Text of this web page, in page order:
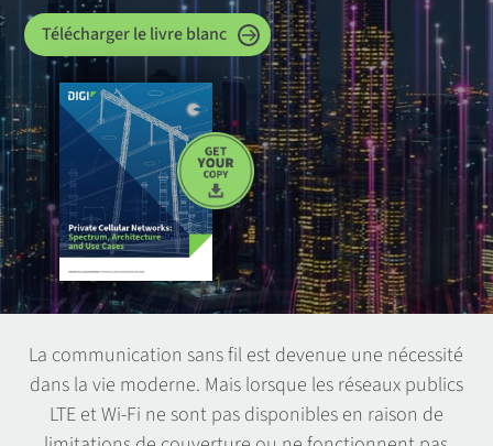
Télécharger le livre blanc
La communication sans fil est devenue une nécessité
dans la vie moderne. Mais lorsque les réseaux publics
LTE et Wi-Fi ne sont pas disponibles en raison de